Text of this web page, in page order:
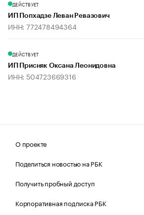
ДЕЙСТВУЕТ
ИП Попхадзе Леван Ревазович
ИНН: 772478494364
ДЕЙСТВУЕТ
ИП Присняк Оксана Леонидовна
ИНН: 504723669316
О проекте
Поделиться новостью на РБК
Получить пробный доступ
Корпоративная подписка РБК